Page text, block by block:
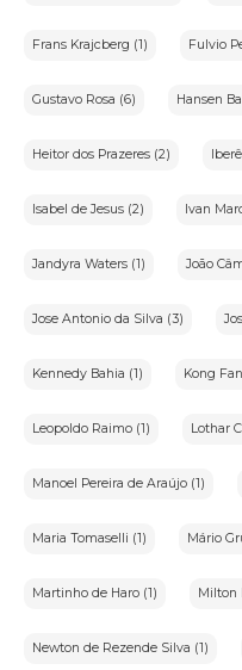
Frans Krajcberg (1) Fulvio
Gustavo Rosa (6) Hansen
Heitor dos Prazeres (2)
Isabel de Jesus (2) Ivan
Jandyra Waters (1) João
Jose Antonio da Silva (3)
Kennedy Bahia (1) Kong
Leopoldo Raimo (1) Lothar
Manoel Pereira de Araújo (1)
Maria Tomaselli (1) Mário
Martinho de Haro (1) Milton
Newton de Rezende Silva (1)